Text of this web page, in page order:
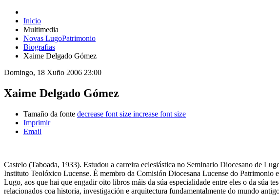
Inicio
Multimedia
Novas LugoPatrimonio
Biografias
Xaime Delgado Gómez
Domingo, 18 Xuño 2006 23:00
Xaime Delgado Gómez
Tamaño da fonte decrease font size increase font size
Imprimir
Email
Castelo (Taboada, 1933). Estudou a carreira eclesiástica no Seminario Diocesano de
Instituto Teolóxico Lucense. É membro da Comisión Diocesana Lucense do Patrimonio
Lugo, aos que hai que engadir oito libros máis da súa especialidade entre eles o da súa
relacionados coa historia, investigación e arquitectura fundamentalmente do mundo